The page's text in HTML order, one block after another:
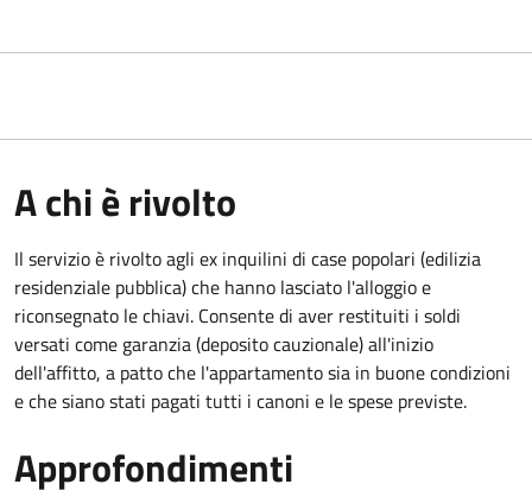
A chi è rivolto
Il servizio è rivolto agli ex inquilini di case popolari (edilizia
residenziale pubblica) che hanno lasciato l'alloggio e
riconsegnato le chiavi. Consente di aver restituiti i soldi
versati come garanzia (deposito cauzionale) all'inizio
dell'affitto, a patto che l'appartamento sia in buone condizioni
e che siano stati pagati tutti i canoni e le spese previste.
Approfondimenti